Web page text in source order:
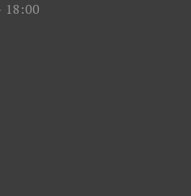
18:00